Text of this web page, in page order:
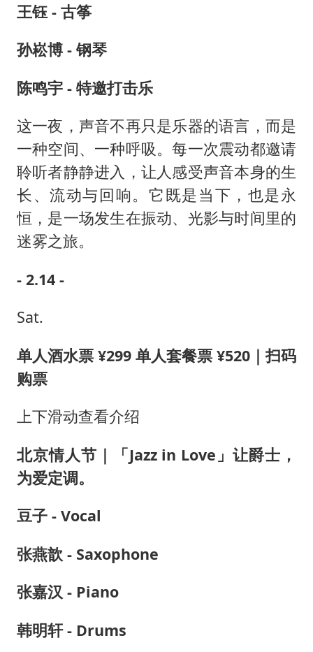
王钰 - 古筝
孙崧博 - 钢琴
陈鸣宇 - 特邀打击乐
这一夜，声音不再只是乐器的语言，而是
一种空间、一种呼吸。每一次震动都邀请
聆听者静静进入，让人感受声音本身的生
长、流动与回响。它既是当下，也是永
恒，是一场发生在振动、光影与时间里的
迷雾之旅。
- 2.14 -
Sat.
单人酒水票 ¥299 单人套餐票 ¥520｜扫码
购票
上下滑动查看介绍
北京情人节｜「Jazz in Love」让爵士，
为爱定调。
豆子 - Vocal
张燕歆 - Saxophone
张嘉汉 - Piano
韩明轩 - Drums